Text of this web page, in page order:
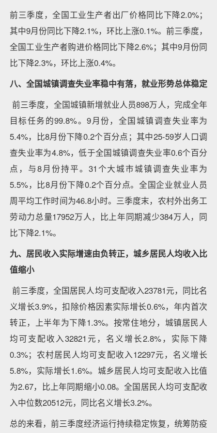
前三季度，全国工业生产者出厂价格同比下降2.0%；
其中9月份同比下降2.1%，环比上涨0.1%。前三季度，
全国工业生产者购进价格同比下降2.6%；其中9月份同
比下降2.3%，环比上涨0.4%。
八、全国城镇调查失业率稳中有落，就业形势总体稳定
前三季度，全国城镇新增就业人员898万人，完成全年
目标任务的99.8%。9月份，全国城镇调查失业率为
5.4%，比8月份下降0.2个百分点；其中25-59岁人口调
查失业率为4.8%，低于全国城镇调查失业率0.6个百分
点，与8月份持平。31个大城市城镇调查失业率为
5.5%，比8月份下降0.2个百分点。全国企业就业人员
周平均工作时间为46.8小时。三季度末，农村外出务工
劳动力总量17952万人，比上年同期减少384万人，同
比下降2.1%。
九、居民收入实际增速由负转正，城乡居民人均收入比
值缩小
前三季度，全国居民人均可支配收入23781元，同比名
义增长3.9%，扣除价格因素实际增长0.6%，年内首次
转正，上半年为下降1.3%。按常住地分，城镇居民人
均可支配收入32821元，名义增长2.8%，实际下降
0.3%；农村居民人均可支配收入12297元，名义增长
5.8%，实际增长1.6%。城乡居民人均可支配收入比值
为2.67，比上年同期缩小0.08。全国居民人均可支配收
入中位数20512元，同比名义增长3.2%。
总的来看，前三季度经济运行持续稳定恢复，统筹防疫